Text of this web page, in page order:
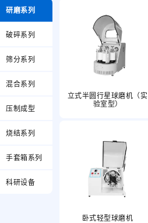
研磨系列
破碎系列
筛分系列
混合系列
压制成型
烧结系列
手套箱系列
科研设备
立式半圆行星球磨机（实
验室型）
卧式轻型球磨机